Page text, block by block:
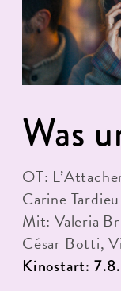
Was
OT:
Carine
Mit: Valeria
César Botti,
Kinostart: